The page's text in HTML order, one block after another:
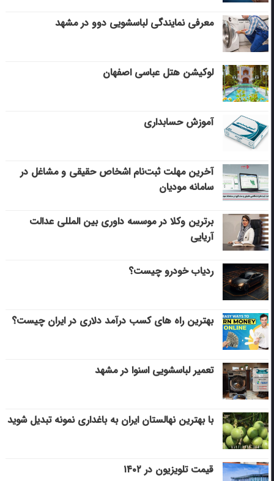
معرفی نمایندگی لباسشویی دوو در مشهد
لوکیشن هتل عباسی اصفهان
آموزش حسابداری
آخرین مهلت ثبت‌نام اشخاص حقیقی و مشاغل در
سامانه مودیان
برترین وکلا در موسسه داوری بین المللی عدالت
آریایی
ردیاب خودرو چیست؟
بهترین راه های کسب درآمد دلاری در ایران چیست؟
تعمیر لباسشویی اسنوا در مشهد
با بهترین نهالستان ایران به باغداری نمونه تبدیل شوید
قیمت تلویزیون در ۱۴۰۲